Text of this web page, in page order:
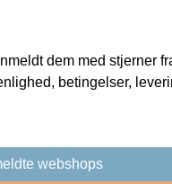
dem med stjerner
betingelser,
webshops